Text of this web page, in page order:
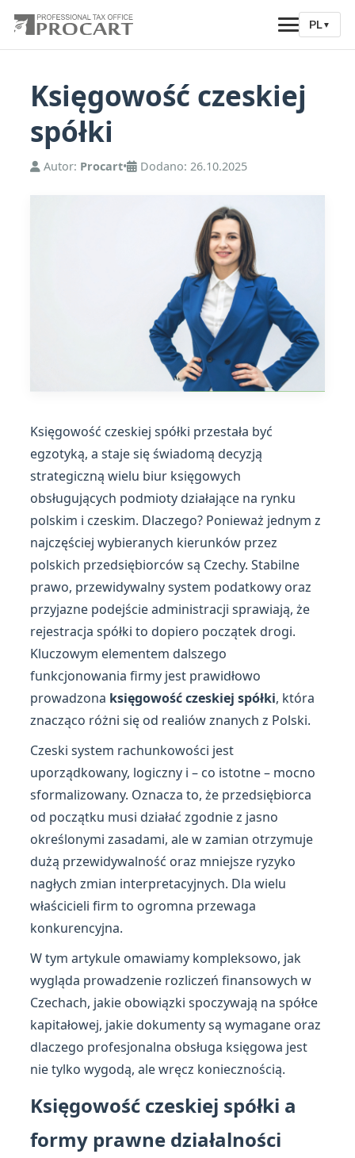
PL▼
Księgowość czeskiej
spółki
Autor: Procart• Dodano: 26.10.2025
Księgowość czeskiej spółki przestała być
egzotyką, a staje się świadomą decyzją
strategiczną wielu biur księgowych
obsługujących podmioty działające na rynku
polskim i czeskim. Dlaczego? Ponieważ jednym z
najczęściej wybieranych kierunków przez
polskich przedsiębiorców są Czechy. Stabilne
prawo, przewidywalny system podatkowy oraz
przyjazne podejście administracji sprawiają, że
rejestracja spółki to dopiero początek drogi.
Kluczowym elementem dalszego
funkcjonowania firmy jest prawidłowo
prowadzona księgowość czeskiej spółki, która
znacząco różni się od realiów znanych z Polski.
Czeski system rachunkowości jest
uporządkowany, logiczny i – co istotne – mocno
sformalizowany. Oznacza to, że przedsiębiorca
od początku musi działać zgodnie z jasno
określonymi zasadami, ale w zamian otrzymuje
dużą przewidywalność oraz mniejsze ryzyko
nagłych zmian interpretacyjnych. Dla wielu
właścicieli firm to ogromna przewaga
konkurencyjna.
W tym artykule omawiamy kompleksowo, jak
wygląda prowadzenie rozliczeń finansowych w
Czechach, jakie obowiązki spoczywają na spółce
kapitałowej, jakie dokumenty są wymagane oraz
dlaczego profesjonalna obsługa księgowa jest
nie tylko wygodą, ale wręcz koniecznością.
Księgowość czeskiej spółki a
formy prawne działalności